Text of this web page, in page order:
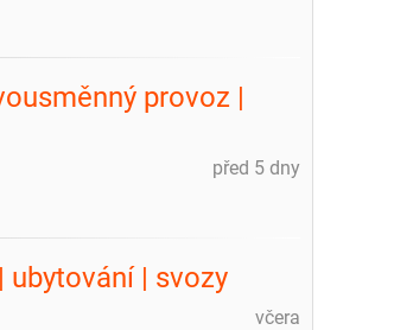
provoz |
před 5 dny
ubytování | svozy
včera